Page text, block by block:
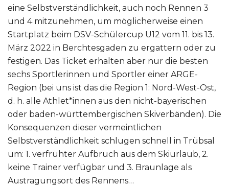
eine Selbstverständlichkeit, auch noch Rennen 3
und 4 mitzunehmen, um möglicherweise einen
Startplatz beim DSV-Schülercup U12 vom 11. bis 13.
März 2022 in Berchtesgaden zu ergattern oder zu
festigen. Das Ticket erhalten aber nur die besten
sechs Sportlerinnen und Sportler einer ARGE-
Region (bei uns ist das die Region 1: Nord-West-Ost,
d. h. alle Athlet*innen aus den nicht-bayerischen
oder baden-württembergischen Skiverbänden). Die
Konsequenzen dieser vermeintlichen
Selbstverständlichkeit schlugen schnell in Trübsal
um: 1. verfrühter Aufbruch aus dem Skiurlaub, 2.
keine Trainer verfügbar und 3. Braunlage als
Austragungsort des Rennens…